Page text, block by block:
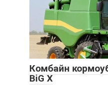
Комбайн
BiG X